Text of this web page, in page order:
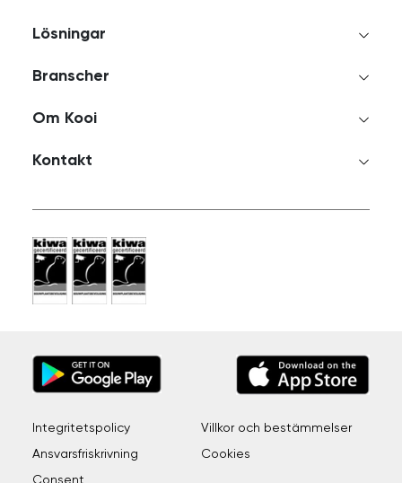
Lösningar
Branscher
Om Kooi
Kontakt
Integritetspolicy Villkor och bestämmelser
Ansvarsfriskrivning Cookies
Consent